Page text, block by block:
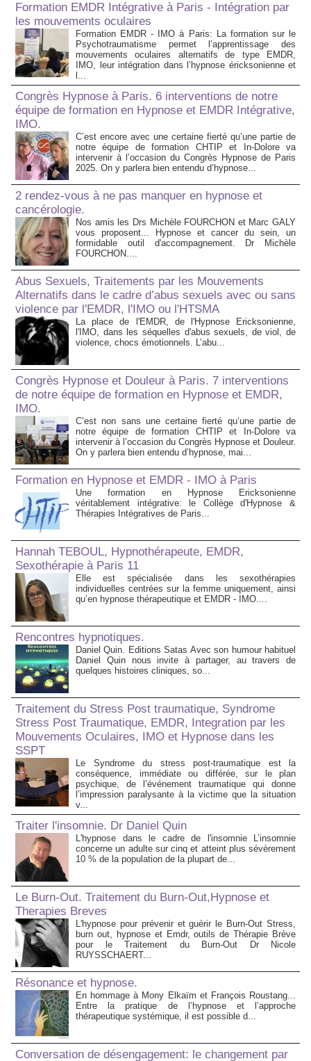
Formation EMDR Intégrative à Paris - Intégration par
les mouvements oculaires
Formation EMDR - IMO à Paris: La formation sur le
Psychotraumatisme permet l’apprentissage des
mouvements oculaires alternatifs de type EMDR,
IMO, leur intégration dans l’hypnose éricksonienne et
l...
Congrès Hypnose à Paris. 6 interventions de notre
équipe de formation en Hypnose et EMDR Intégrative,
IMO.
C’est encore avec une certaine fierté qu’une partie de
notre équipe de formation CHTIP et In-Dolore va
intervenir à l’occasion du Congrès Hypnose de Paris
2025. On y parlera bien entendu d’hypnose...
2 rendez-vous à ne pas manquer en hypnose et
cancérologie.
Nos amis les Drs Michèle FOURCHON et Marc GALY
vous proposent... Hypnose et cancer du sein, un
formidable outil d'accompagnement. Dr Michèle
FOURCHON....
Abus Sexuels, Traitements par les Mouvements
Alternatifs dans le cadre d’abus sexuels avec ou sans
violence par l'EMDR, l'IMO ou l'HTSMA
La place de l'EMDR, de l'Hypnose Ericksonienne,
l'IMO, dans les séquelles d'abus sexuels, de viol, de
violence, chocs émotionnels. L’abu...
Congrès Hypnose et Douleur à Paris. 7 interventions
de notre équipe de formation en Hypnose et EMDR,
IMO.
C’est non sans une certaine fierté qu’une partie de
notre équipe de formation CHTIP et In-Dolore va
intervenir à l’occasion du Congrès Hypnose et Douleur.
On y parlera bien entendu d’hypnose, mai...
Formation en Hypnose et EMDR - IMO à Paris
Une formation en Hypnose Ericksonienne
véritablement intégrative: le Collège d'Hypnose &
Thérapies Intégratives de Paris...
Hannah TEBOUL, Hypnothérapeute, EMDR,
Sexothérapie à Paris 11
Elle est spécialisée dans les sexothérapies
individuelles centrées sur la femme uniquement, ainsi
qu’en hypnose thérapeutique et EMDR - IMO....
Rencontres hypnotiques.
Daniel Quin. Editions Satas Avec son humour habituel
Daniel Quin nous invite à partager, au travers de
quelques histoires cliniques, so...
Traitement du Stress Post traumatique, Syndrome
Stress Post Traumatique, EMDR, Integration par les
Mouvements Oculaires, IMO et Hypnose dans les
SSPT
Le Syndrome du stress post-traumatique est la
conséquence, immédiate ou différée, sur le plan
psychique, de l’événement traumatique qui donne
l’impression paralysante à la victime que la situation
v...
Traiter l'insomnie. Dr Daniel Quin
L'hypnose dans le cadre de l'insomnie L’insomnie
concerne un adulte sur cinq et atteint plus sévèrement
10 % de la population de la plupart de...
Le Burn-Out. Traitement du Burn-Out,Hypnose et
Therapies Breves
L'hypnose pour prévenir et guérir le Burn-Out Stress,
burn out, hypnose et Emdr, outils de Thérapie Brève
pour le Traitement du Burn-Out Dr Nicole
RUYSSCHAERT...
Résonance et hypnose.
En hommage à Mony Elkaïm et François Roustang...
Entre la pratique de l’hypnose et l’approche
thérapeutique systémique, il est possible d...
Conversation de désengagement: le changement par